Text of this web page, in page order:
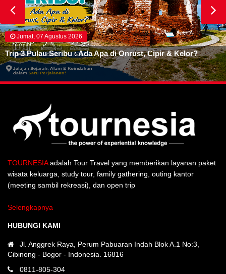
Jumat, 07 Agustus 2026
Trip 3 Pulau Seribu : Ada Apa di Onrust, Cipir & Kelor?
TOURNESIAadalah Tour Travel yang memberikan layanan paket
wisata keluarga, study tour, family gathering, outing kantor
(meeting sambil rekreasi), dan open trip
Selengkapnya
HUBUNGI KAMI
Jl. Anggrek Raya, Perum Pabuaran Indah Blok A.1 No:3,
Cibinong - Bogor - Indonesia. 16816
0811-805-304